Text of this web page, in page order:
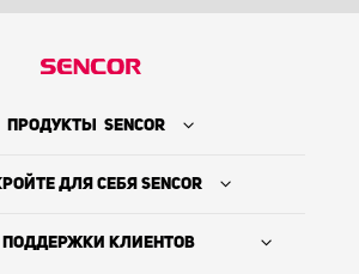
ПРОДУКТЫ SENCOR
ДЛЯ СЕБЯ SENCOR
КЛИЕНТОВ